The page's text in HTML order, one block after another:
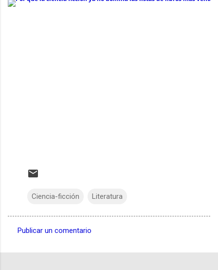
Ciencia-ficción Literatura
o
Publicar un comentario